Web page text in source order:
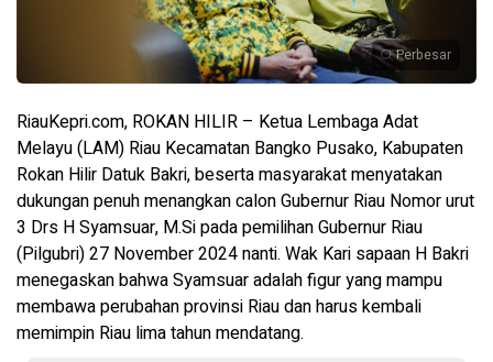
Perbesar
RiauKepri.com, ROKAN HILIR – Ketua Lembaga Adat
Melayu (LAM) Riau Kecamatan Bangko Pusako, Kabupaten
Rokan Hilir Datuk Bakri, beserta masyarakat menyatakan
dukungan penuh menangkan calon Gubernur Riau Nomor urut
3 Drs H Syamsuar, M.Si pada pemilihan Gubernur Riau
(Pilgubri) 27 November 2024 nanti. Wak Kari sapaan H Bakri
menegaskan bahwa Syamsuar adalah figur yang mampu
membawa perubahan provinsi Riau dan harus kembali
memimpin Riau lima tahun mendatang.